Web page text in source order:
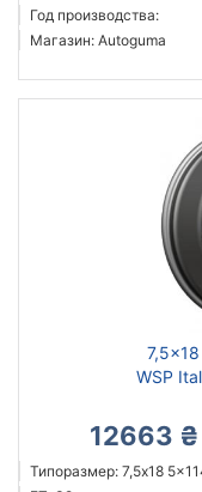
Год производства:
Магазин: Autoguma
WSP
12663 ₴
Типоразмер: 7,5x18